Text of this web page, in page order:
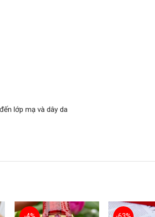
lớp mạ và dây da